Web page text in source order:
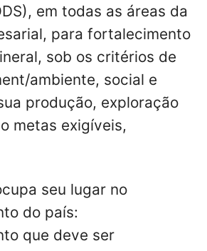
em todas as áreas da
para fortalecimento
sob os critérios de
ambiente, social e
produção, exploração
metas exigíveis,
seu lugar no
do país:
que deve ser